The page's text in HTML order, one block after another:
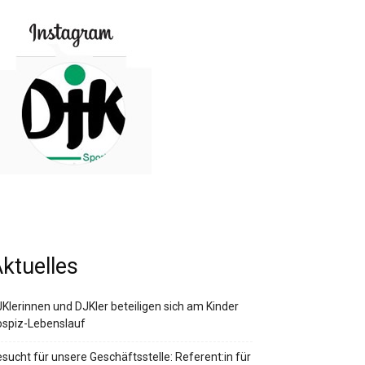
und DJKler beteiligen sich am Kinder
Lebenslauf
für unsere Geschäftsstelle: Referent:in für